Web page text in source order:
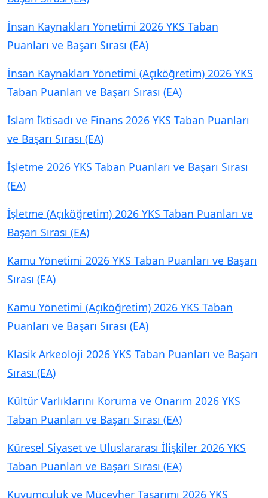
İnsan Kaynakları Yönetimi 2026 YKS Taban
Puanları ve Başarı Sırası (EA)
İnsan Kaynakları Yönetimi (Açıköğretim) 2026 YKS
Taban Puanları ve Başarı Sırası (EA)
İslam İktisadı ve Finans 2026 YKS Taban Puanları
ve Başarı Sırası (EA)
İşletme 2026 YKS Taban Puanları ve Başarı Sırası
(EA)
İşletme (Açıköğretim) 2026 YKS Taban Puanları ve
Başarı Sırası (EA)
Kamu Yönetimi 2026 YKS Taban Puanları ve Başarı
Sırası (EA)
Kamu Yönetimi (Açıköğretim) 2026 YKS Taban
Puanları ve Başarı Sırası (EA)
Klasik Arkeoloji 2026 YKS Taban Puanları ve Başarı
Sırası (EA)
Kültür Varlıklarını Koruma ve Onarım 2026 YKS
Taban Puanları ve Başarı Sırası (EA)
Küresel Siyaset ve Uluslararası İlişkiler 2026 YKS
Taban Puanları ve Başarı Sırası (EA)
Kuyumculuk ve Mücevher Tasarımı 2026 YKS